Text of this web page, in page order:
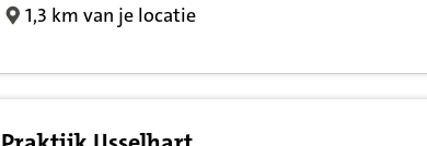
1,3 km van je locatie